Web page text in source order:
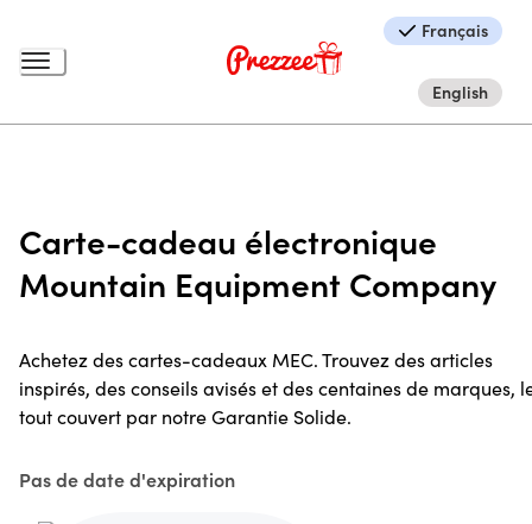
Français
English
Carte-cadeau électronique
Mountain Equipment Company
Achetez des cartes-cadeaux MEC. Trouvez des articles
inspirés, des conseils avisés et des centaines de marques,
tout couvert par notre Garantie Solide.
Pas de date d'expiration